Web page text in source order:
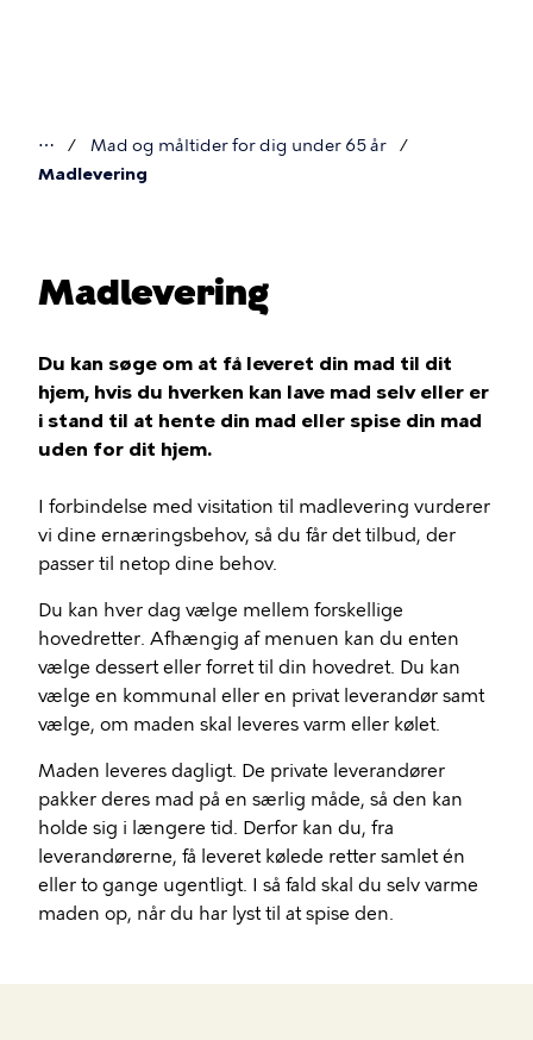
Du
⋯
Mad og måltider for dig under 65 år
Madlevering
Madlevering
Du kan søge om at få leveret din mad til dit
hjem, hvis du hverken kan lave mad selv eller er
i stand til at hente din mad eller spise din mad
uden for dit hjem.
I forbindelse med visitation til madlevering vurderer
vi dine ernæringsbehov, så du får det tilbud, der
passer til netop dine behov.
Du kan hver dag vælge mellem forskellige
hovedretter. Afhængig af menuen kan du enten
vælge dessert eller forret til din hovedret. Du kan
vælge en kommunal eller en privat leverandør samt
vælge, om maden skal leveres varm eller kølet.
Maden leveres dagligt. De private leverandører
pakker deres mad på en særlig måde, så den kan
holde sig i længere tid. Derfor kan du, fra
leverandørerne, få leveret kølede retter samlet én
eller to gange ugentligt. I så fald skal du selv varme
maden op, når du har lyst til at spise den.